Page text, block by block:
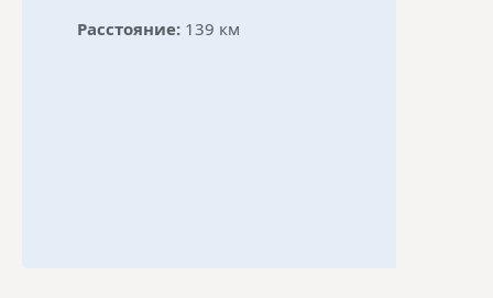
Расстояние: 139 км